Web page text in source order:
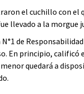
el cuchillo con el
llevado a la morgue
N°1 de
En principio,
quedará a